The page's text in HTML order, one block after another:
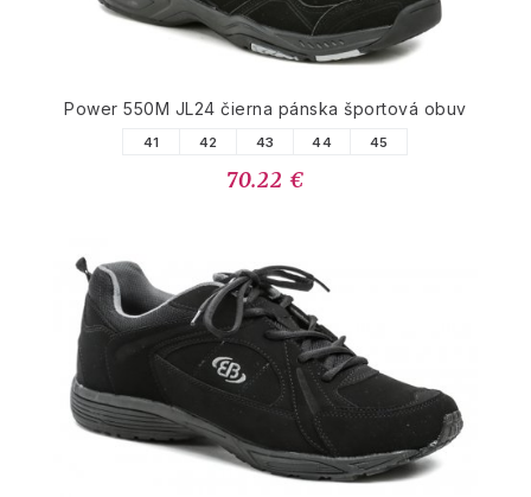
Power 550M JL24 čierna pánska športová obuv
41 42 43 44 45
70.22 €